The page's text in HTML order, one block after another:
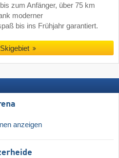
zum Anfänger, über 75 km
moderner
bis ins Frühjahr garantiert.
anzeigen